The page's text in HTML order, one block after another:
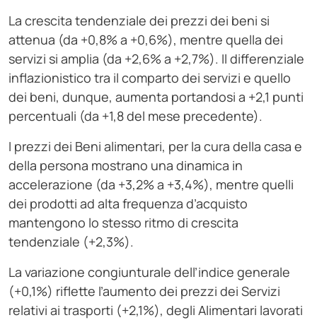
La crescita tendenziale dei prezzi dei beni si
attenua (da +0,8% a +0,6%), mentre quella dei
servizi si amplia (da +2,6% a +2,7%). Il differenziale
inflazionistico tra il comparto dei servizi e quello
dei beni, dunque, aumenta portandosi a +2,1 punti
percentuali (da +1,8 del mese precedente).
I prezzi dei Beni alimentari, per la cura della casa e
della persona mostrano una dinamica in
accelerazione (da +3,2% a +3,4%), mentre quelli
dei prodotti ad alta frequenza d’acquisto
mantengono lo stesso ritmo di crescita
tendenziale (+2,3%).
La variazione congiunturale dell’indice generale
(+0,1%) riflette l’aumento dei prezzi dei Servizi
relativi ai trasporti (+2,1%), degli Alimentari lavorati